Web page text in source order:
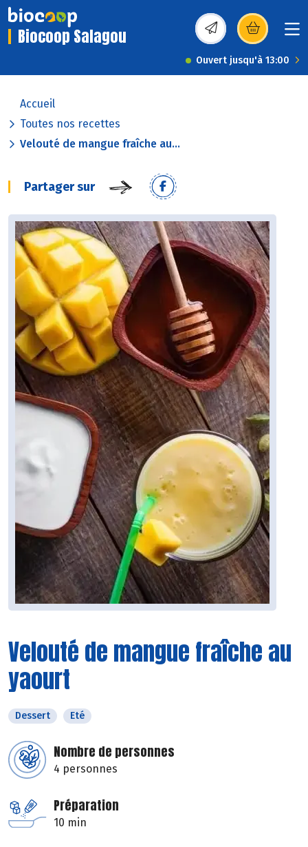
Biocoop Salagou (s’ouvre dans une
Ouvert jusqu'à 13:00
Accueil
Toutes nos recettes
Velouté de mangue fraîche au...
Partager sur
Velouté de mangue fraîche au
yaourt
Dessert Eté
Nombre de personnes
4 personnes
Préparation
10 min